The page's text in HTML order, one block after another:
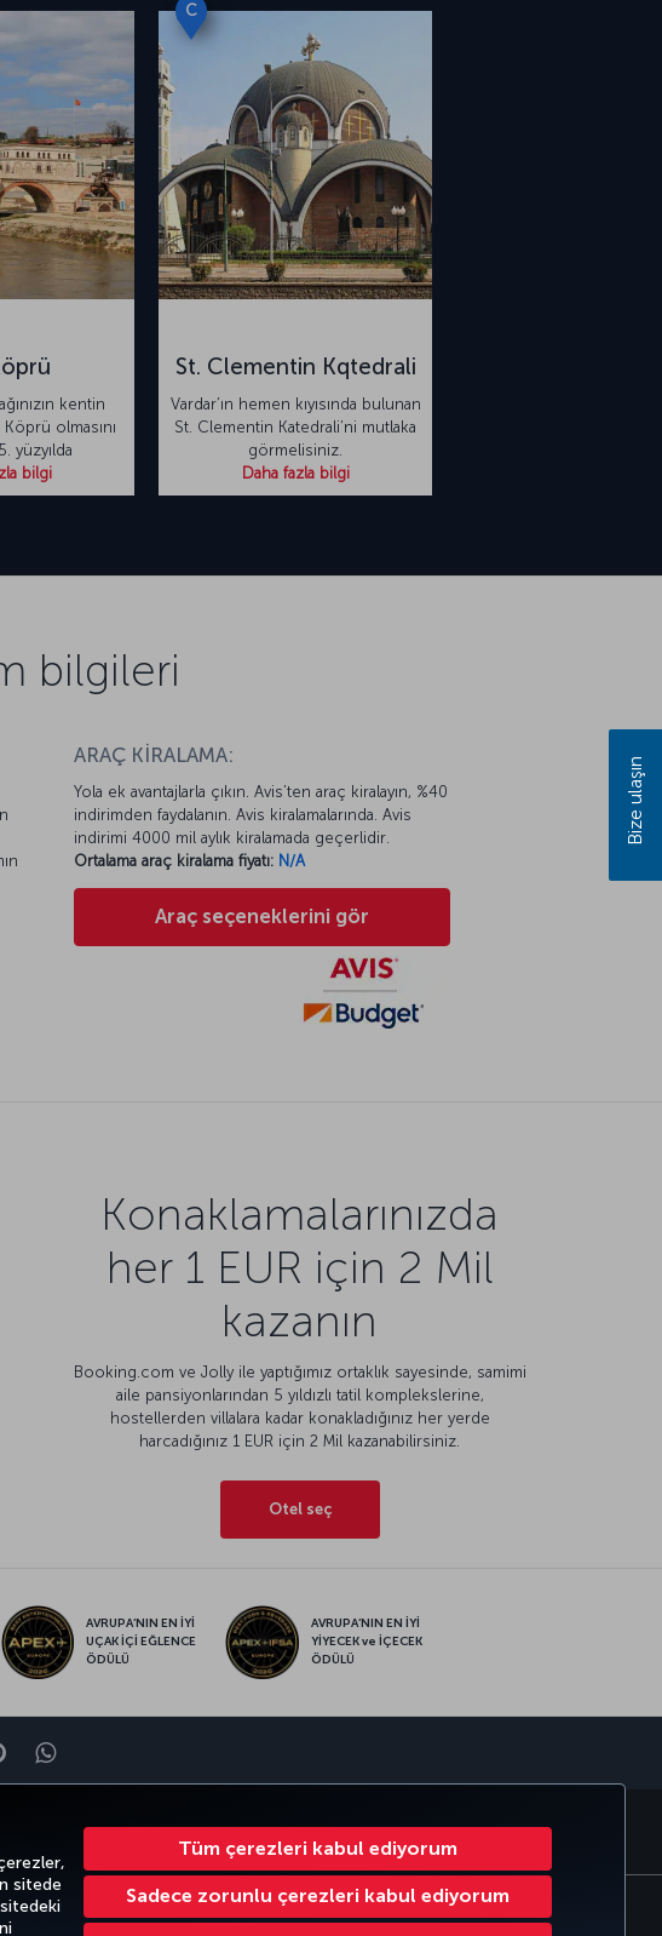
sitede
Tüm çerezleri kabul ediyorum
Sadece zorunlu çerezleri kabul ediyorum
kentin
olmasını
yüzyılda
bilgi
C
St. Clementin Kqtedrali
Vardar’ın hemen kıyısında bulunan
St. Clementin Katedrali’ni mutlaka
görmelisiniz.
Daha fazla bilgi
bilgileri
ARAÇ KİRALAMA:
Yola ek avantajlarla çıkın. Avis’ten araç kiralayın, %40
indirimden faydalanın. Avis kiralamalarında. Avis
indirimi 4000 mil aylık kiralamada geçerlidir.
Ortalama araç kiralama fiyatı: N/A
Araç seçeneklerini gör
Konaklamalarınızda
her 1 EUR için 2 Mil
kazanın
Booking.com ve Jolly ile yaptığımız ortaklık sayesinde, samimi
aile pansiyonlarından 5 yıldızlı tatil komplekslerine,
hostellerden villalara kadar konakladığınız her yerde
harcadığınız 1 EUR için 2 Mil kazanabilirsiniz.
Otel seç
AVRUPA’NIN EN İYİ
UÇAK İÇİ EĞLENCE
ÖDÜLÜ
AVRUPA’NIN EN İYİ
YİYECEK ve İÇECEK
ÖDÜLÜ
PinterestWhatsapp
MILES&SMILES CORPORATE CLUB TÜRK HAVA YOLLARI
Yolcu Hakları
Bize ulaşın